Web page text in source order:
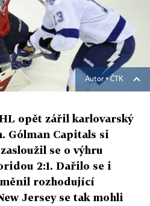
Autor ▪ČTK
opět zářil karlovarský
Gólman Capitals si
se o výhru
2:1. Dařilo se i
rozhodující
Jersey se tak mohli